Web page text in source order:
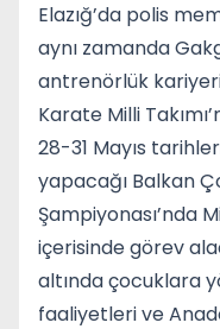
Elazığ’da polis
aynı zamanda
antrenörlük
Karate Milli
28-31 Mayıs
yapacağı Balkan
Şampiyonası’nda
içerisinde görev
altında çocuklara
faaliyetleri ve